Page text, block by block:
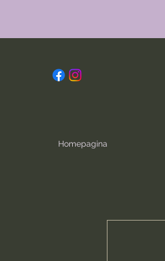
Homepagina